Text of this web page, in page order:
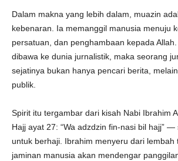
Dalam makna yang lebih dalam, muazin
kebenaran. Ia memanggil manusia menuju
persatuan, dan penghambaan kepada
dibawa ke dunia jurnalistik, maka seorang
sejatinya bukan hanya pencari berita,
publik.
Spirit itu tergambar dari kisah Nabi Ibrahim
Hajj ayat 27: “Wa adzdzin fin-nasi bil hajj”
untuk berhaji. Ibrahim menyeru dari lembah
jaminan manusia akan mendengar